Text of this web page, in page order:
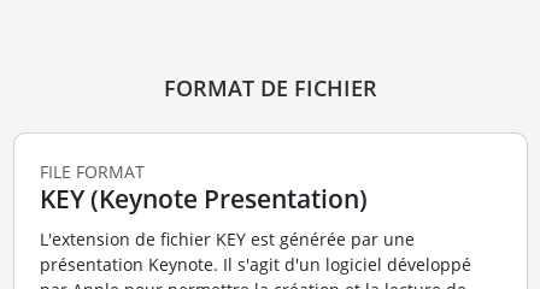
FORMAT DE FICHIER
FILE FORMAT
KEY (Keynote Presentation)
L'extension de fichier KEY est générée par une
présentation Keynote. Il s'agit d'un logiciel développé